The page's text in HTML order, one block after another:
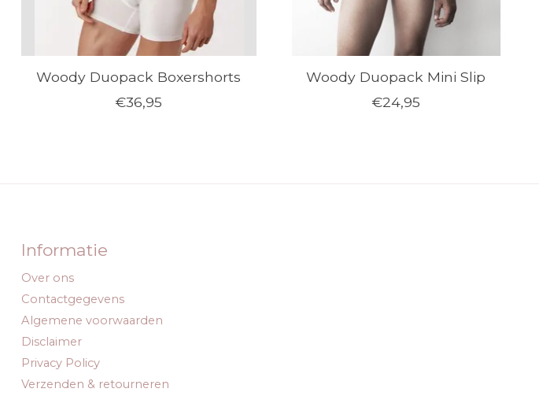
Woody Duopack Boxershorts
€36,95
Woody Duopack Mini Slip
€24,95
Informatie
Over ons
Contactgegevens
Algemene voorwaarden
Disclaimer
Privacy Policy
Verzenden & retourneren